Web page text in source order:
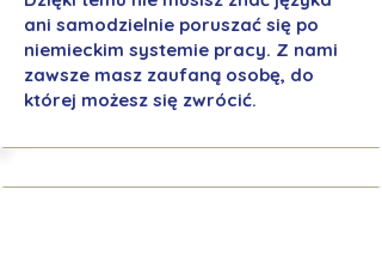
ani samodzielnie poruszać się po
niemieckim systemie pracy. Z nami
zawsze masz zaufaną osobę, do
której możesz się zwrócić.